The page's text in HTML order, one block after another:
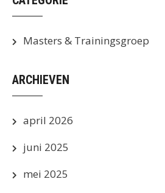
Masters & Trainingsgroep
ARCHIEVEN
april 2026
juni 2025
mei 2025